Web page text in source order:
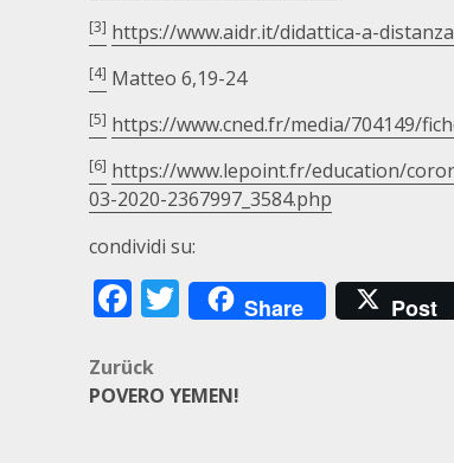
[3] https://www.aidr.it/didattica-a-
[4] Matteo 6,19-24
[5] https://www.cned.fr/media/704149/
[6] https://www.lepoint.fr/education/
03-2020-2367997_3584.php
condividi su:
Facebook
Twitter
Share Post
Beitragsnavigation
Zurück
POVERO YEMEN!